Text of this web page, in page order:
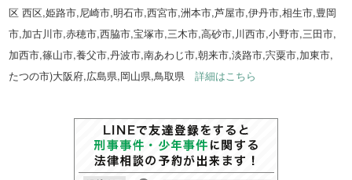
区 西区,姫路市,尼崎市,明石市,西宮市,洲本市,芦屋市,伊丹市,相生市,豊岡
市,加古川市,赤穂市,西脇市,宝塚市,三木市,高砂市,川西市,小野市,三田市,
加西市,篠山市,養父市,丹波市,南あわじ市,朝来市,淡路市,宍粟市,加東市,
たつの市)大阪府,広島県,岡山県,鳥取県詳細はこちら